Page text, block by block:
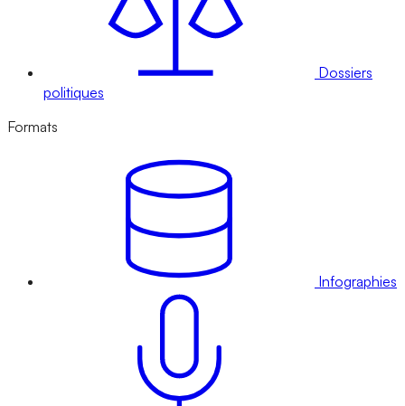
Dossiers
politiques
Formats
Infographies